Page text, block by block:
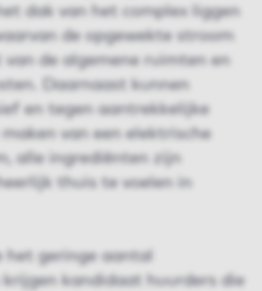
dak van het complex liggen
de opgewekte stroom
de algemene ruimten en
Daarnaast kunnen
en tegen aantrekkelijke
van een elektrische
alle ingrediënten zijn
thuis te voelen in
het geringe aantal
kandidaat huurders die